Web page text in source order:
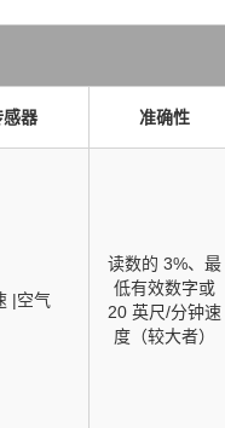
感器 准确性
|空气
读数的 3%、最
低有效数字或
20 英尺/分钟速
度（较大者）